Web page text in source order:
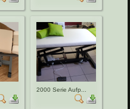
2000 Serie Aufp...